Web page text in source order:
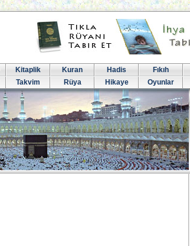
Kitaplik Kuran Hadis Fıkıh
Takvim Rüya Hikaye Oyunlar